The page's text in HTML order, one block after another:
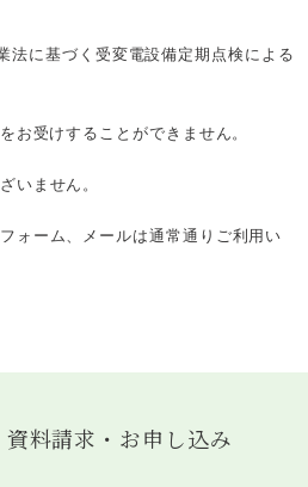
法に基づく受変電設備定期点検による
お受けすることができません。
いません。
ォーム、メールは通常通りご利用い
料請求・お申し込み